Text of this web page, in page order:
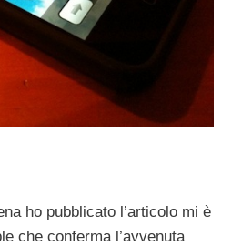
ho pubblicato l’articolo mi è
che conferma l’avvenuta